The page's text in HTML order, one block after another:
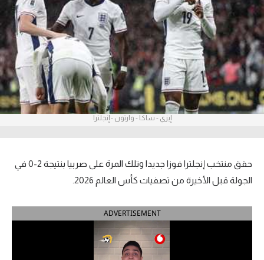
آراء حرة
ركن الألعاب
بطولات
أمريكا 2026
الدوري الإسباني
الدوري الإيطالي
إيزي - ساكا - وارتون - إنجلترا
حقق منتخب إنجلترا فوزا جديدا وتلك المرة على صربيا بنتيجة 2-0 في
الجولة قبل الأخيرة من تصفيات كأس العالم 2026.
ADVERTISEMENT